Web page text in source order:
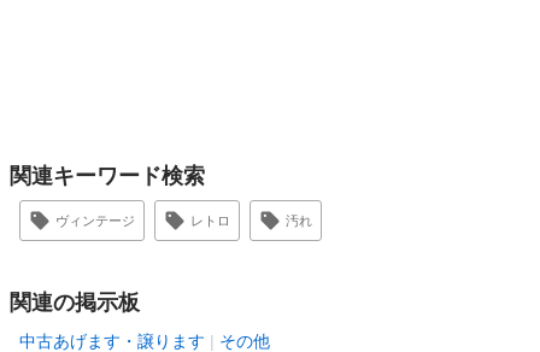
関連キーワード検索
ヴィンテージ レトロ 汚れ
関連の掲示板
中古あげます・譲ります その他